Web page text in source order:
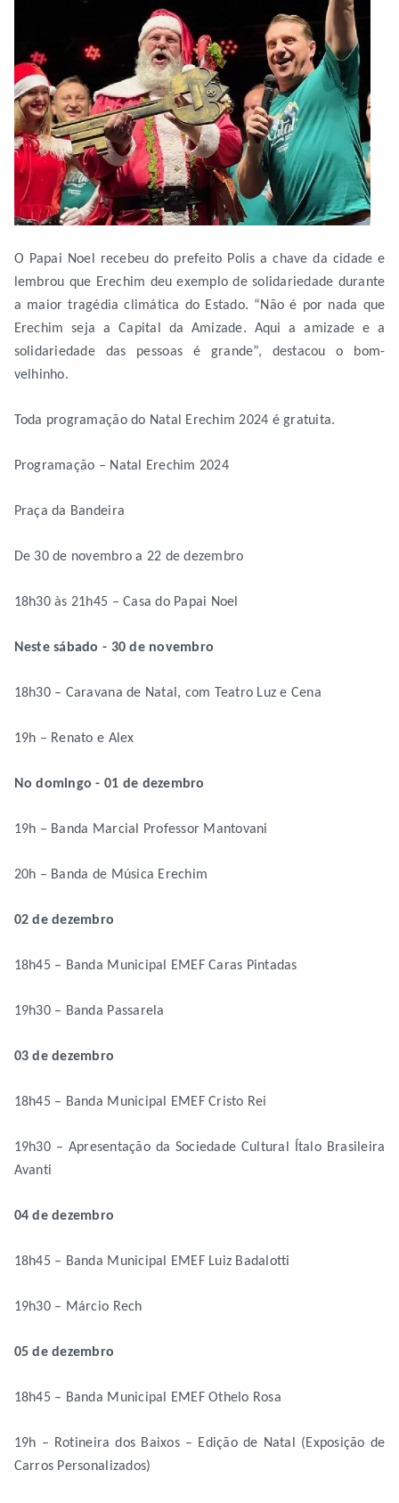
O Papai Noel recebeu do prefeito Polis a chave da cidade e
lembrou que Erechim deu exemplo de solidariedade durante
a maior tragédia climática do Estado. “Não é por nada que
Erechim seja a Capital da Amizade. Aqui a amizade e a
solidariedade das pessoas é grande”, destacou o bom-
velhinho.
Toda programação do Natal Erechim 2024 é gratuita.
Programação – Natal Erechim 2024
Praça da Bandeira
De 30 de novembro a 22 de dezembro
18h30 às 21h45 – Casa do Papai Noel
Neste sábado - 30 de novembro
18h30 – Caravana de Natal, com Teatro Luz e Cena
19h – Renato e Alex
No domingo - 01 de dezembro
19h – Banda Marcial Professor Mantovani
20h – Banda de Música Erechim
02 de dezembro
18h45 – Banda Municipal EMEF Caras Pintadas
19h30 – Banda Passarela
03 de dezembro
18h45 – Banda Municipal EMEF Cristo Rei
19h30 – Apresentação da Sociedade Cultural Ítalo Brasileira
Avanti
04 de dezembro
18h45 – Banda Municipal EMEF Luiz Badalotti
19h30 – Márcio Rech
05 de dezembro
18h45 – Banda Municipal EMEF Othelo Rosa
19h – Rotineira dos Baixos – Edição de Natal (Exposição de
Carros Personalizados)